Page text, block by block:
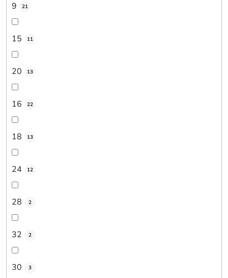
9 21
15 11
20 13
16 22
18 13
24 12
28 2
32 2
30 3